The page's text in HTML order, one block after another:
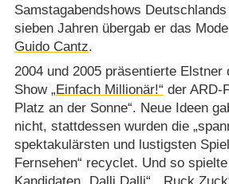
Samstagabendshows
sieben Jahren übergab er das
Guido Cantz.
2004 und 2005 präsentierte Elstner
Show „Einfach Millionär!“ der ARD-
Platz an der Sonne“. Neue Ideen
nicht, stattdessen wurden die
spektakulärsten und lustigsten
Fernsehen“ recyclet. Und so